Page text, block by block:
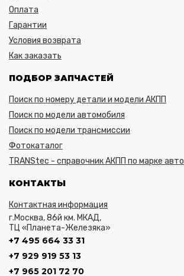
Оплата
Гарантии
Условия возврата
Как заказать
ПОДБОР ЗАПЧАСТЕЙ
Поиск по номеру детали и модели АКПП
Поиск по модели автомобиля
Поиск по модели трансмиссии
Фотокаталог
TRANStec - справочник АКПП по марке авто
КОНТАКТЫ
Контактная информация
г.Москва, 86й км. МКАД,
ТЦ «Планета-Железяка»
+7 495 664 33 31
+7 929 919 53 13
+7 965 201 72 70